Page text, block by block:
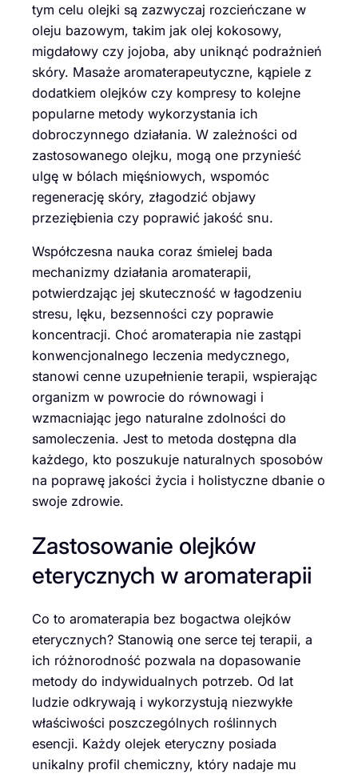
tym celu olejki są zazwyczaj rozcieńczane w
oleju bazowym, takim jak olej kokosowy,
migdałowy czy jojoba, aby uniknąć podrażnień
skóry. Masaże aromaterapeutyczne, kąpiele z
dodatkiem olejków czy kompresy to kolejne
popularne metody wykorzystania ich
dobroczynnego działania. W zależności od
zastosowanego olejku, mogą one przynieść
ulgę w bólach mięśniowych, wspomóc
regenerację skóry, złagodzić objawy
przeziębienia czy poprawić jakość snu.
Współczesna nauka coraz śmielej bada
mechanizmy działania aromaterapii,
potwierdzając jej skuteczność w łagodzeniu
stresu, lęku, bezsenności czy poprawie
koncentracji. Choć aromaterapia nie zastąpi
konwencjonalnego leczenia medycznego,
stanowi cenne uzupełnienie terapii, wspierając
organizm w powrocie do równowagi i
wzmacniając jego naturalne zdolności do
samoleczenia. Jest to metoda dostępna dla
każdego, kto poszukuje naturalnych sposobów
na poprawę jakości życia i holistyczne dbanie o
swoje zdrowie.
Zastosowanie olejków
eterycznych w aromaterapii
Co to aromaterapia bez bogactwa olejków
eterycznych? Stanowią one serce tej terapii, a
ich różnorodność pozwala na dopasowanie
metody do indywidualnych potrzeb. Od lat
ludzie odkrywają i wykorzystują niezwykłe
właściwości poszczególnych roślinnych
esencji. Każdy olejek eteryczny posiada
unikalny profil chemiczny, który nadaje mu